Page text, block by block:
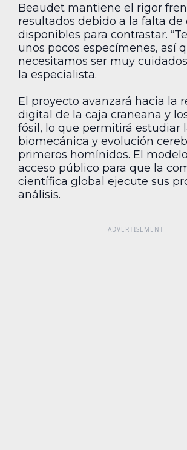
Beaudet mantiene el rigor
resultados debido a la falta de
disponibles para contrastar.
unos pocos especímenes, así
necesitamos ser muy
la especialista.
El proyecto avanzará hacia la
digital de la caja craneana y
fósil, lo que permitirá estudiar
biomecánica y evolución
primeros homínidos. El
acceso público para que la
científica global ejecute sus
análisis.